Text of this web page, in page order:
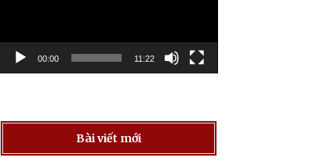
00:00 11:22
Bài viết mới